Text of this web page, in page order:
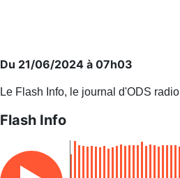
Du 21/06/2024 à 07h03
Le Flash Info, le journal d'ODS radio
Flash Info